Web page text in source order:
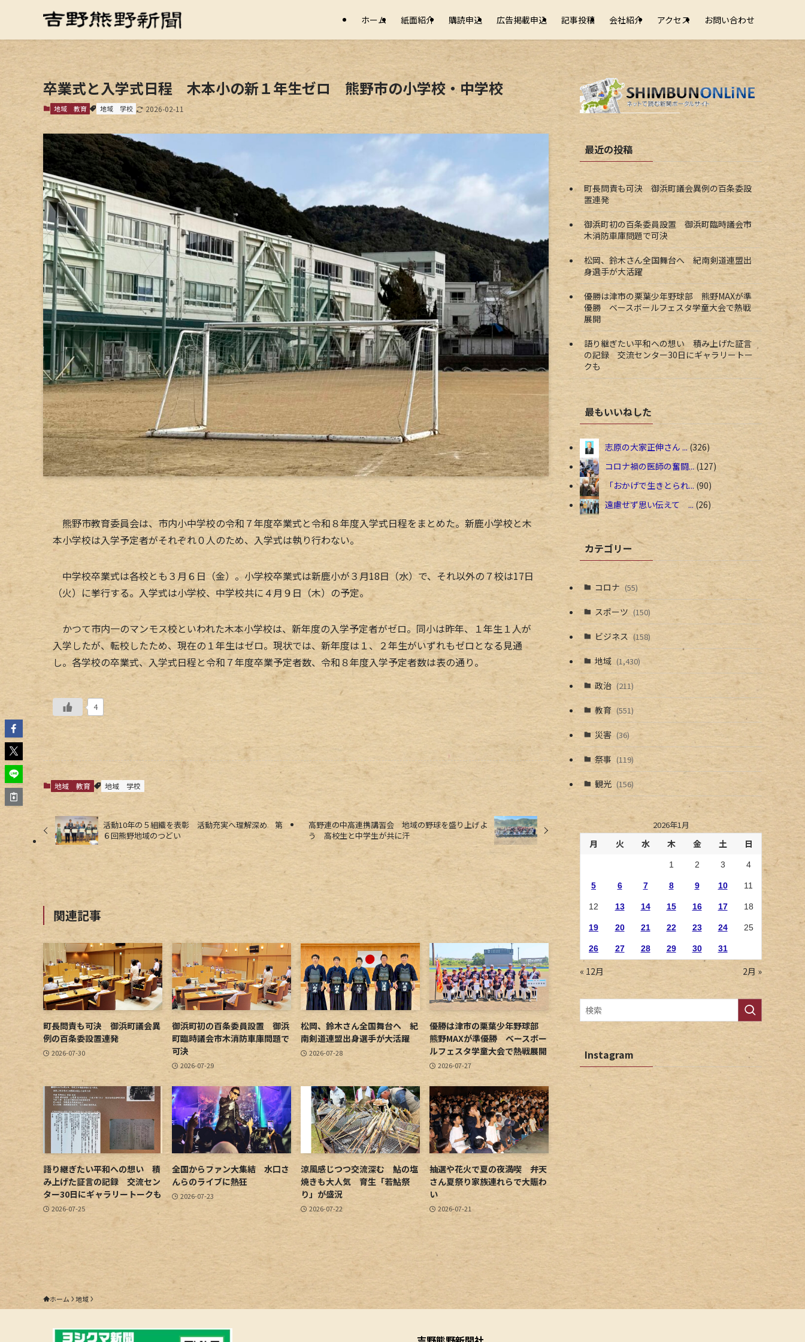
ホーム 紙面紹介 購読申込 広告掲載申込 記事投稿 会社紹介 アクセス お問い合わせ
卒業式と入学式日程 木本小の新１年生ゼロ 熊野市の小学校・中学校
地域 教育 地域 学校 2026-02-11
熊野市教育委員会は、市内小中学校の令和７年度卒業式と令和８年度入学式日程をまとめた。新鹿小学校と木
本小学校は入学予定者がそれぞれ０人のため、入学式は執り行わない。
中学校卒業式は各校とも３月６日（金）。小学校卒業式は新鹿小が３月18日（水）で、それ以外の７校は17日
（火）に挙行する。入学式は小学校、中学校共に４月９日（木）の予定。
かつて市内一のマンモス校といわれた木本小学校は、新年度の入学予定者がゼロ。同小は昨年、１年生１人が
入学したが、転校したため、現在の１年生はゼロ。現状では、新年度は１、２年生がいずれもゼロとなる見通
し。各学校の卒業式、入学式日程と令和７年度卒業予定者数、令和８年度入学予定者数は表の通り。
4
地域 教育 地域 学校
活動10年の５組織を表彰 活動充実へ理解深め 第
６回熊野地域のつどい
高野連の中高連携講習会 地域の野球を盛り上げよ
う 高校生と中学生が共に汗
関連記事
町長問責も可決 御浜町議会異
例の百条委設置連発
2026-07-30
御浜町初の百条委員設置 御浜
町臨時議会市木消防車庫問題で
可決
2026-07-29
松岡、鈴木さん全国舞台へ 紀
南剣道連盟出身選手が大活躍
2026-07-28
優勝は津市の栗葉少年野球部
熊野MAXが準優勝 ベースボー
ルフェスタ学童大会で熱戦展開
2026-07-27
語り継ぎたい平和への想い 積
み上げた証言の記録 交流セン
ター30日にギャラリートークも
2026-07-25
全国からファン大集結 水口さ
んらのライブに熱狂
2026-07-23
涼風感じつつ交流深む 鮎の塩
焼きも大人気 育生「若鮎祭
り」が盛況
2026-07-22
抽選や花火で夏の夜満喫 弁天
さん夏祭り家族連れらで大賑わ
い
2026-07-21
最近の投稿
町長問責も可決 御浜町議会異例の百条委設
置連発
御浜町初の百条委員設置 御浜町臨時議会市
木消防車庫問題で可決
松岡、鈴木さん全国舞台へ 紀南剣道連盟出
身選手が大活躍
優勝は津市の栗葉少年野球部 熊野MAXが準
優勝 ベースボールフェスタ学童大会で熱戦
展開
語り継ぎたい平和への想い 積み上げた証言
の記録 交流センター30日にギャラリートー
クも
最もいいねした
志原の大家正伸さん ... 326
コロナ禍の医師の奮闘... 127
「おかげで生きとられ... 90
遠慮せず思い伝えて ... 26
カテゴリー
コロナ (55)
スポーツ (150)
ビジネス (158)
地域 (1,430)
政治 (211)
教育 (551)
災害 (36)
祭事 (119)
観光 (156)
2026年1月
月 火 水 木 金 土 日
1 2 3 4
5 6 7 8 9 10 11
12 13 14 15 16 17 18
19 20 21 22 23 24 25
26 27 28 29 30 31
« 12月 2月 »
Instagram
ホーム 地域